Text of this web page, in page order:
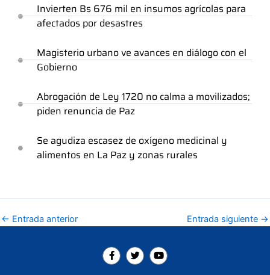
Invierten Bs 676 mil en insumos agrícolas para
afectados por desastres
Magisterio urbano ve avances en diálogo con el
Gobierno
Abrogación de Ley 1720 no calma a movilizados;
piden renuncia de Paz
Se agudiza escasez de oxígeno medicinal y
alimentos en La Paz y zonas rurales
← Entrada anterior Entrada siguiente →
F
a
c
T
w
i
Y
o
u